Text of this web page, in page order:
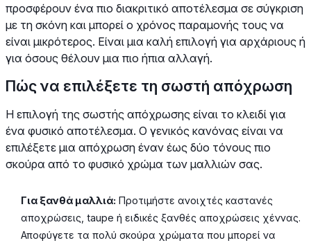
προσφέρουν ένα πιο διακριτικό αποτέλεσμα σε σύγκριση
με τη σκόνη και μπορεί ο χρόνος παραμονής τους να
είναι μικρότερος. Είναι μια καλή επιλογή για αρχάριους ή
για όσους θέλουν μια πιο ήπια αλλαγή.
Πώς να επιλέξετε τη σωστή απόχρωση
Η επιλογή της σωστής απόχρωσης είναι το κλειδί για
ένα φυσικό αποτέλεσμα. Ο γενικός κανόνας είναι να
επιλέξετε μια απόχρωση έναν έως δύο τόνους πιο
σκούρα από το φυσικό χρώμα των μαλλιών σας.
Για ξανθά μαλλιά: Προτιμήστε ανοιχτές καστανές
αποχρώσεις, taupe ή ειδικές ξανθές αποχρώσεις χέννας.
Αποφύγετε τα πολύ σκούρα χρώματα που μπορεί να